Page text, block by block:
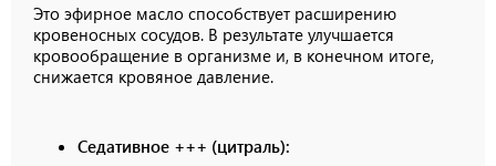
Это эфирное масло способствует расширению
кровеносных сосудов. В результате улучшается
кровообращение в организме и, в конечном итоге,
снижается кровяное давление.
Седативное +++ (цитраль):